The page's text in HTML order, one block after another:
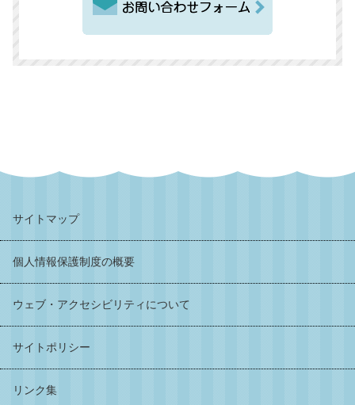
サイトマップ
個人情報保護制度の概要
ウェブ・アクセシビリティについて
サイトポリシー
リンク集